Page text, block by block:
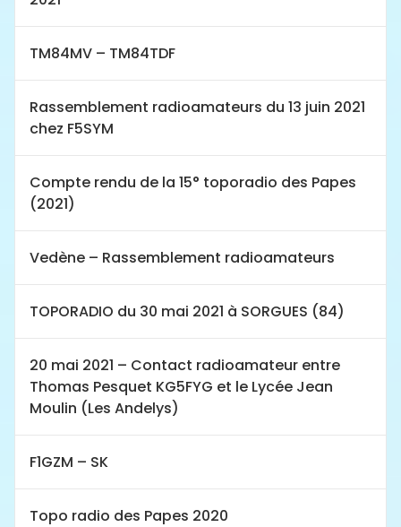
TM84MV – TM84TDF
Rassemblement radioamateurs du 13 juin 2021
chez F5SYM
Compte rendu de la 15° toporadio des Papes
(2021)
Vedène – Rassemblement radioamateurs
TOPORADIO du 30 mai 2021 à SORGUES (84)
20 mai 2021 – Contact radioamateur entre
Thomas Pesquet KG5FYG et le Lycée Jean
Moulin (Les Andelys)
F1GZM – SK
Topo radio des Papes 2020